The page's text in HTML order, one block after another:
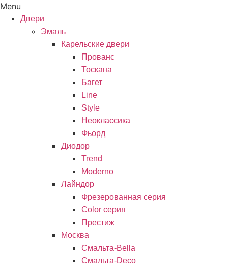
Menu
Двери
Эмаль
Карельские двери
Прованc
Тоскана
Багет
Line
Style
Неоклассика
Фьорд
Диодор
Trend
Moderno
Лайндор
Фрезерованная серия
Color серия
Престиж
Москва
Смальта-Bella
Смальта-Deco